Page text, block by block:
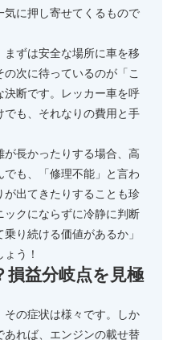
に押し寄せてくるもので
ずは安全な場所に車を移
次に待っているのが「こ
断です。レッカー車を呼
でも、それなりの費用と手
長かったりする場合、高
も、「修理不能」と言わ
出てきたりすることも珍
ックにならずに冷静に判断
り続ける価値があるか」
う！
損益分岐点を見極
その症状は様々です。しか
あれば、エンジンの載せ替